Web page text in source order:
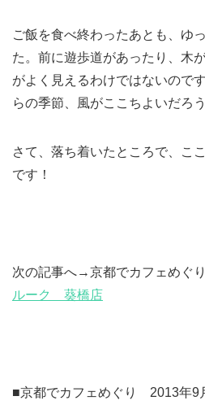
ご飯を食べ終わったあとも、ゆ
た。前に遊歩道があったり、木
がよく見えるわけではないので
らの季節、風がここちよいだろ
さて、落ち着いたところで、こ
です！
次の記事へ→京都でカフェめぐ
ルーク 葵橋店
■京都でカフェめぐり 2013年